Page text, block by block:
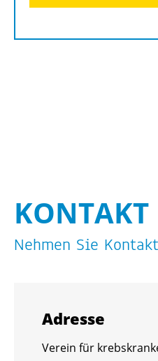
KON­TAKT
Neh­men Sie
Adres­se
Ver­ein für